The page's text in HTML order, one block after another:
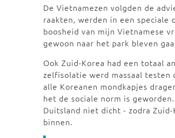
De Vietnamezen volgden de
raakten, werden in een speciale
boosheid van mijn Vietnamese
gewoon naar het park bleven
Ook Zuid-Korea had een totaal
zelfisolatie werd massaal
alle Koreanen mondkapjes
het de sociale norm is
Duitsland niet dicht - zodra
binnen.